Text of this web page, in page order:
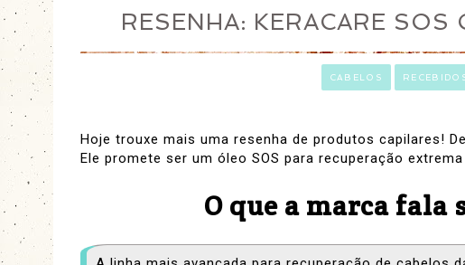
RESENHA: KERACARE
CABELOS
Hoje trouxe mais uma resenha de produtos capilares!
Ele promete ser um óleo SOS para recuperação
O que a marca fala